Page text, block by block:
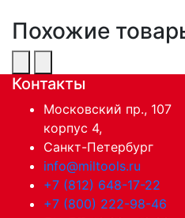
Похожие
Контакты
Московский пр., 107
корпус 4,
Санкт-Петербург
info@miltools.ru
+7 (812) 648-17-22
+7 (800) 222-98-46